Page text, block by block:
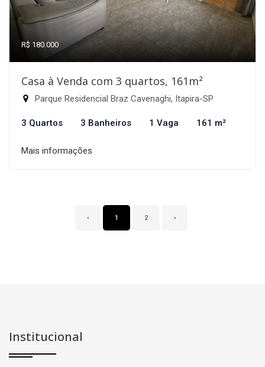
R$ 180.000
Casa à Venda com 3 quartos, 161m²
Parque Residencial Braz Cavenaghi, Itapira-SP
3 Quartos 3 Banheiros 1 Vaga 161 m²
Mais informações
‹ 1 2 ›
Institucional